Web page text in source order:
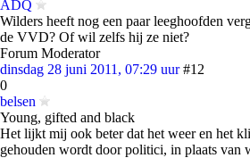
ADQ
Wilders heeft nog een paar leeghoofden
de VVD? Of wil zelfs hij ze niet?
Forum Moderator
dinsdag 28 juni 2011, 07:29 uur #12
0
belsen
Young, gifted and black
Het lijkt mij ook beter dat het weer en het
gehouden wordt door politici, in plaats van